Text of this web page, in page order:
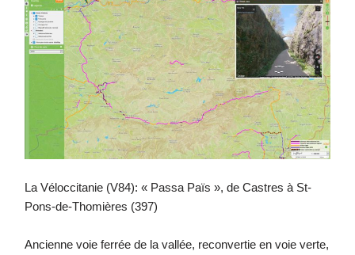
La Véloccitanie (V84): « Passa Païs », de Castres à St-
Pons-de-Thomières (397)
Ancienne voie ferrée de la vallée, reconvertie en voie verte,